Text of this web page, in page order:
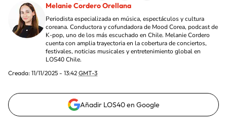
Melanie Cordero Orellana
Periodista especializada en música, espectáculos y cultura
coreana. Conductora y cofundadora de Mood Corea, podcast de
K-pop, uno de los más escuchado en Chile. Melanie Cordero
cuenta con amplia trayectoria en la cobertura de conciertos,
festivales, noticias musicales y entretenimiento global en
LOS40 Chile.
Creada: 11/11/2025 - 13:42 GMT-3
Añadir LOS40 en Google